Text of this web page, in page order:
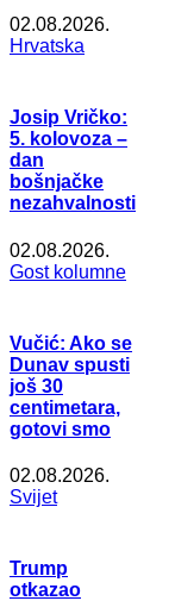
02.08.2026.
Hrvatska
Josip Vričko:
5. kolovoza –
dan
bošnjačke
nezahvalnosti
02.08.2026.
Gost kolumne
Vučić: Ako se
Dunav spusti
još 30
centimetara,
gotovi smo
02.08.2026.
Svijet
Trump
otkazao